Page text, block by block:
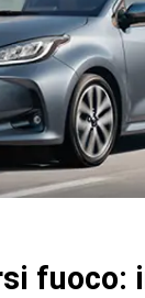
fuoco: